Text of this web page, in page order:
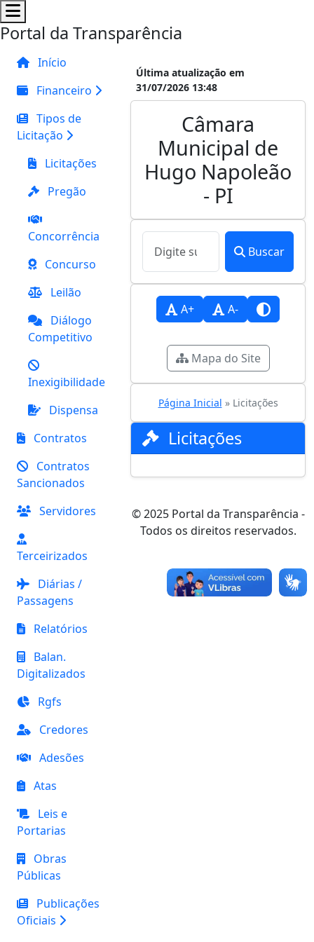
Portal da Transparência
Início
Financeiro
Tipos de
Licitação
Licitações
Pregão
Concorrência
Concurso
Leilão
Diálogo
Competitivo
Inexigibilidade
Dispensa
Contratos
Contratos
Sancionados
Servidores
Terceirizados
Diárias /
Passagens
Relatórios
Balan.
Digitalizados
Rgfs
Credores
Adesões
Atas
Leis e
Portarias
Obras
Públicas
Publicações
Oficiais
Última atualização em
31/07/2026 13:48
Câmara
Municipal de
Hugo Napoleão
- PI
Buscar
A+ A-
Mapa do Site
Página Inicial » Licitações
Licitações
© 2025 Portal da Transparência -
Todos os direitos reservados.